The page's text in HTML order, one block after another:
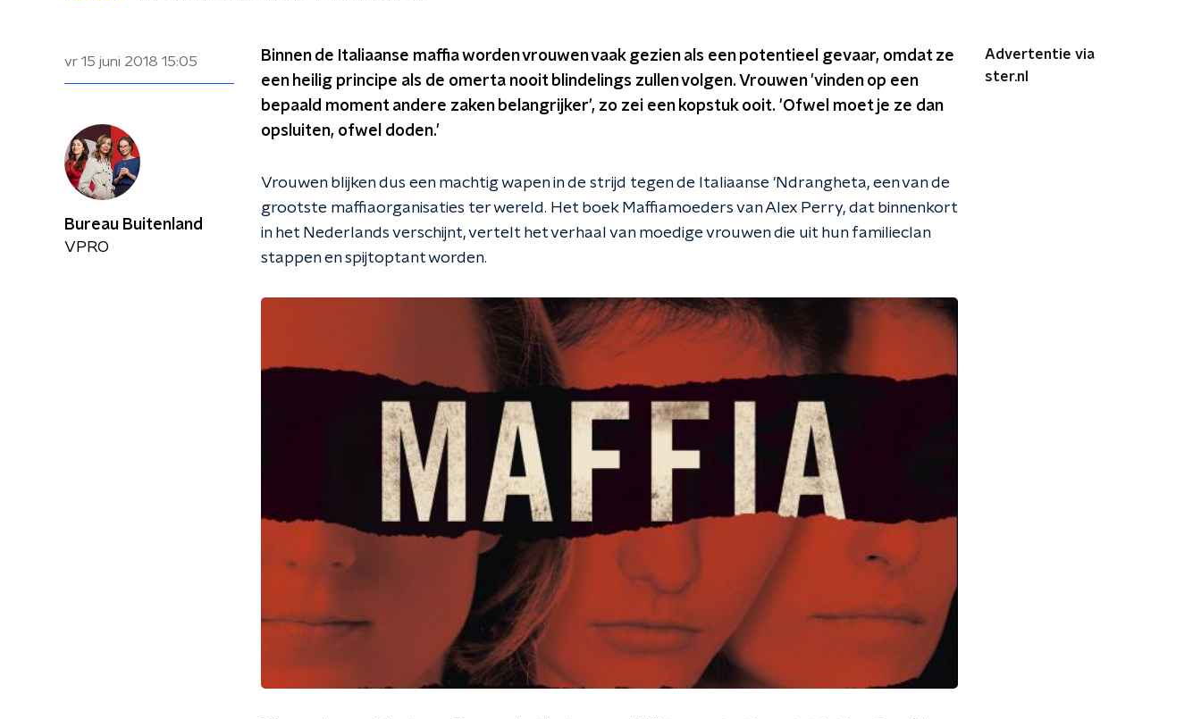
vr 15 juni 2018 15:05
Binnen de Italiaanse maffia worden vrouwen vaak gezien als een potentieel gevaar, omdat ze
een heilig principe als de omerta nooit blindelings zullen volgen. Vrouwen 'vinden op een
bepaald moment andere zaken belangrijker', zo zei een kopstuk ooit. 'Ofwel moet je ze dan
opsluiten, ofwel doden.'
Vrouwen blijken dus een machtig wapen in de strijd tegen de Italiaanse 'Ndrangheta, een van de
grootste maffiaorganisaties ter wereld. Het boek Maffiamoeders van Alex Perry, dat binnenkort
in het Nederlands verschijnt, vertelt het verhaal van moedige vrouwen die uit hun familieclan
stappen en spijtoptant worden.
Advertentie via
ster.nl
Bureau Buitenland
VPRO